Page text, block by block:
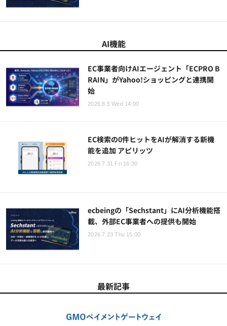
AI機能
EC事業者向けAIエージェント「ECPRO B
RAIN」がYahoo!ショッピングと連携開
始
2026.8.5 Wed 14:00
EC検索の0件ヒットをAIが解消する新機
能を追加 アピリッツ
2026.7.31 Fri 16:30
ecbeingの「Sechstant」にAI分析機能搭
載、外部EC事業者への提供も開始
2026.7.23 Thu 15:00
最新記事